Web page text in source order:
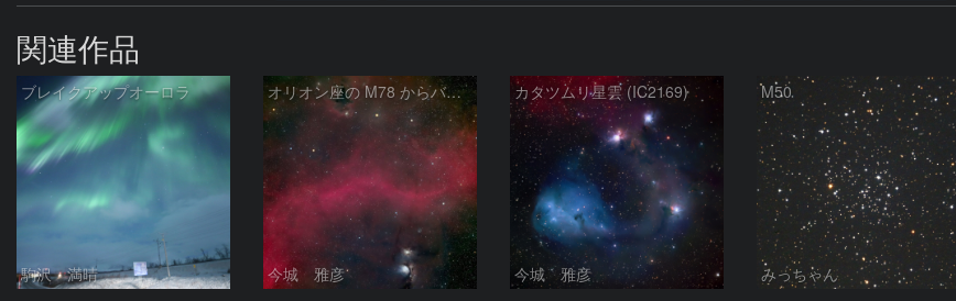
関連作品
ブレイクアップオーロラ
駒沢 満晴
オリオン座の M78 からバーナードループをまたいで LDN1622あたり
今城 雅彦
カタツムリ星雲 (IC2169)
今城 雅彦
M50
みっちゃん